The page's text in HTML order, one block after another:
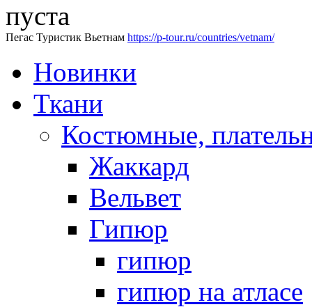
пуста
Пегас Туристик Вьетнам https://p-tour.ru/countries/vetnam/
Новинки
Ткани
Костюмные,
Жаккард
Вельвет
Гипюр
гипюр
гипюр на атласе